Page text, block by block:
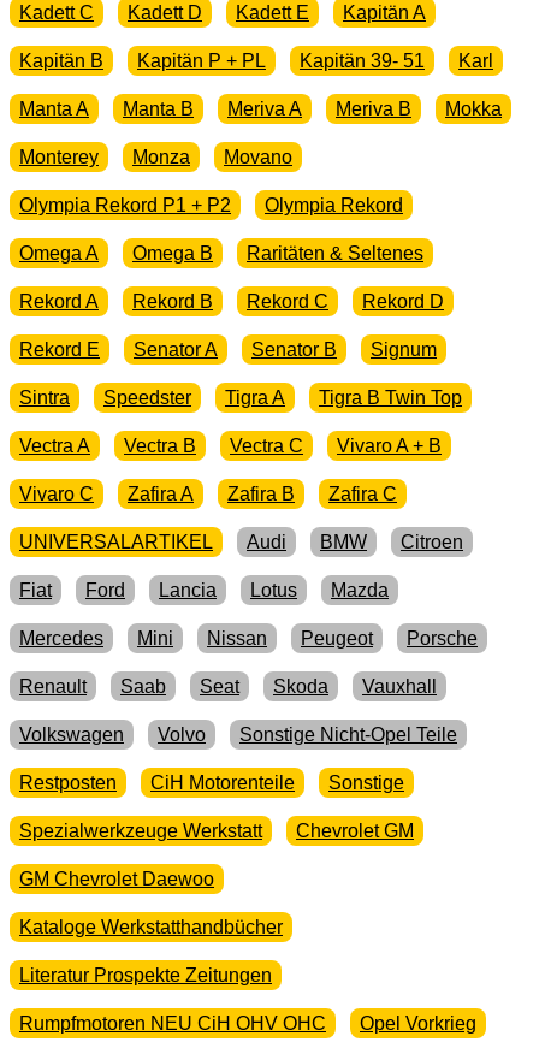
Kadett C Kadett D Kadett E Kapitän A
Kapitän B Kapitän P + PL Kapitän 39- 51 Karl
Manta A Manta B Meriva A Meriva B Mokka
Monterey Monza Movano
Olympia Rekord P1 + P2 Olympia Rekord
Omega A Omega B Raritäten & Seltenes
Rekord A Rekord B Rekord C Rekord D
Rekord E Senator A Senator B Signum
Sintra Speedster Tigra A Tigra B Twin Top
Vectra A Vectra B Vectra C Vivaro A + B
Vivaro C Zafira A Zafira B Zafira C
UNIVERSALARTIKEL Audi BMW Citroen
Fiat Ford Lancia Lotus Mazda
Mercedes Mini Nissan Peugeot Porsche
Renault Saab Seat Skoda Vauxhall
Volkswagen Volvo Sonstige Nicht-Opel Teile
Restposten CiH Motorenteile Sonstige
Spezialwerkzeuge Werkstatt Chevrolet GM
GM Chevrolet Daewoo
Kataloge Werkstatthandbücher
Literatur Prospekte Zeitungen
Rumpfmotoren NEU CiH OHV OHC Opel Vorkrieg